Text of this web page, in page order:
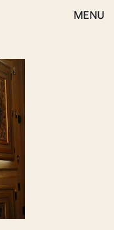
MENU